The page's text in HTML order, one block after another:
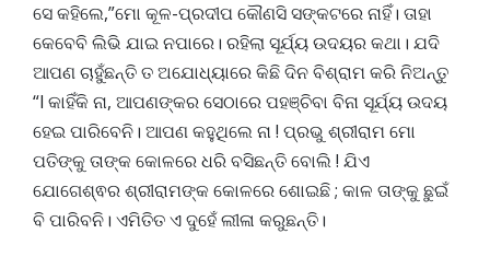
ସେ କହିଲେ,”ମୋ କୂଳ-ପ୍ରଦୀପ କୌଣସି ସଙ୍କଟରେ ନାହିଁ। ତାହା
କେବେବି ଲିଭି ଯାଇ ନପାରେ। ରହିଲା ସୂର୍ଯ୍ୟ ଉଦୟର କଥା। ଯଦି
ଆପଣ ଚାହୁଁଛନ୍ତି ତ ଅଯୋଧ୍ୟାରେ କିଛି ଦିନ ବିଶ୍ରାମ କରି ନିଅନ୍ତୁ
“l କାହିଁକି ନା, ଆପଣଙ୍କର ସେଠାରେ ପହଞ୍ଚିବା ବିନା ସୂର୍ଯ୍ୟ ଉଦୟ
ହେଇ ପାରିବେନି। ଆପଣ କହୁଥିଲେ ନା ! ପ୍ରଭୁ ଶ୍ରୀରାମ ମୋ
ପତିଙ୍କୁ ତାଙ୍କ କୋଳରେ ଧରି ବସିଛନ୍ତି ବୋଲି ! ଯିଏ
ଯୋଗେଶ୍ଵର ଶ୍ରୀରାମଙ୍କ କୋଳରେ ଶୋଇଛି ; କାଳ ତାଙ୍କୁ ଛୁଇଁ
ବି ପାରିବନି। ଏମିତିତ ଏ ଦୁହେଁ ଲୀଳା କରୁଛନ୍ତି।